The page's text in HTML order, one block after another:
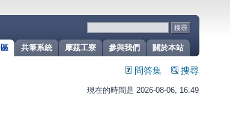
關於本站
參與我們
摩茲工寮
共筆系統
問答集 搜尋
現在的時間是 2026-08-06, 16:49